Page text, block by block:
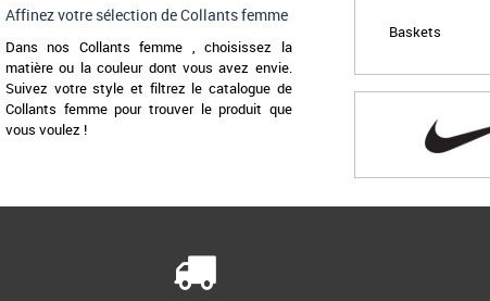
Affinez votre sélection de Collants femme
Dans nos Collants femme , choisissez la
matière ou la couleur dont vous avez envie.
Suivez votre style et filtrez le catalogue de
Collants femme pour trouver le produit que
vous voulez !
Baskets